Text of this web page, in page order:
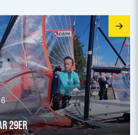
naar 29er pagina
29ER